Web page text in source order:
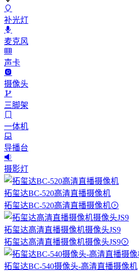
补光灯
麦克风
声卡
摄像头
三脚架
一体机
导播台
摄影灯
拓玺达BC-520高清直播摄像机
拓玺达BC-520高清直播摄像机
拓玺达高清直播摄像机摄像头JS9
拓玺达高清直播摄像机摄像头JS9
拓玺达BC-540摄像头-高清直播摄像机